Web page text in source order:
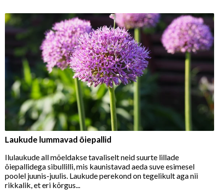
Laukude lummavad õiepallid
Ilulaukude all mõeldakse tavaliselt neid suurte lillade
õiepallidega sibullilli, mis kaunistavad aeda suve esimesel
poolel juunis-juulis. Laukude perekond on tegelikult aga nii
rikkalik, et eri kõrgus...